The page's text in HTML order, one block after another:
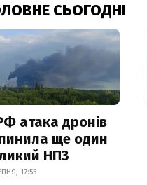
СЬОГОДНІ
атака дронів
ще один
НПЗ
17:55